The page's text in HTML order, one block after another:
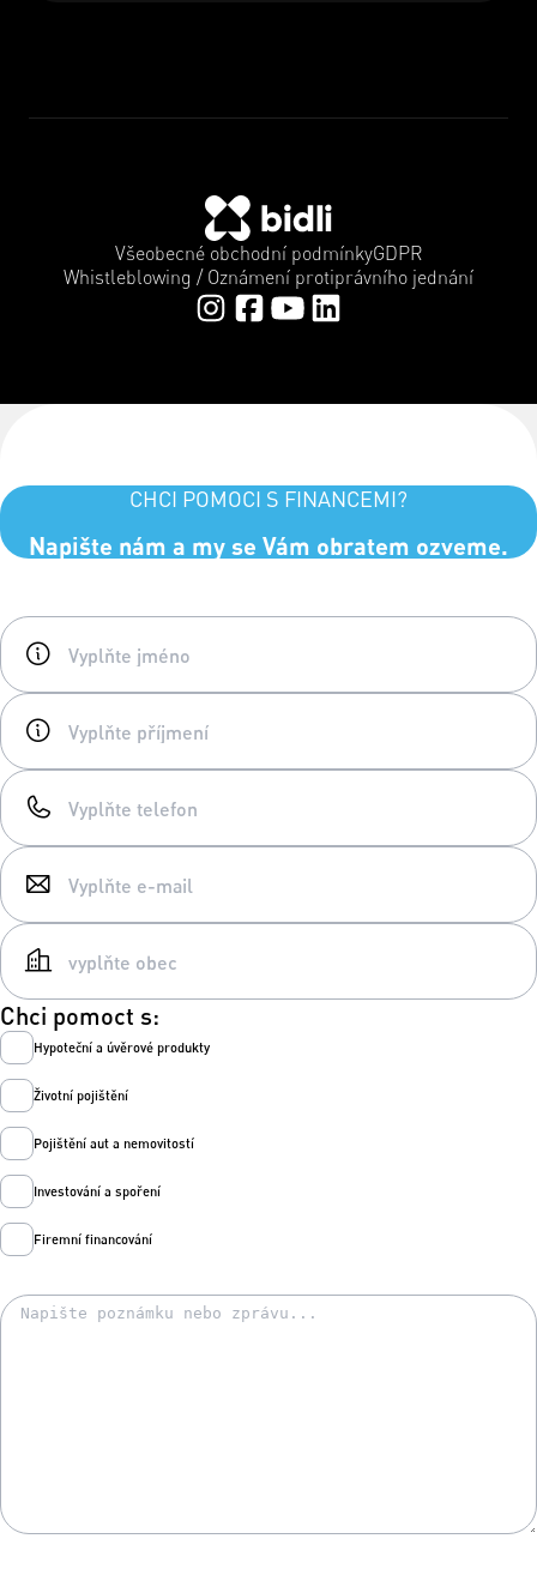
Všeobecné obchodní podmínkyGDPR
Whistleblowing / Oznámení protiprávního jednání
CHCI POMOCI S FINANCEMI?
Napište nám a my se Vám obratem ozveme.
Chci pomoct s:
Hypoteční a úvěrové produkty
Životní pojištění
Pojištění aut a nemovitostí
Investování a spoření
Firemní financování